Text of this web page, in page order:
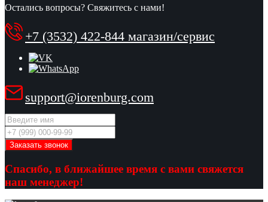
Остались вопросы? Свяжитесь с нами!
+7 (3532) 422-844 магазин/сервис
support@iorenburg.com
Спасибо, в ближайшее время с вами свяжется
наш менеджер!